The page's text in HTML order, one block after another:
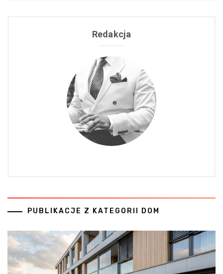
Redakcja
PUBLIKACJE Z KATEGORII DOM